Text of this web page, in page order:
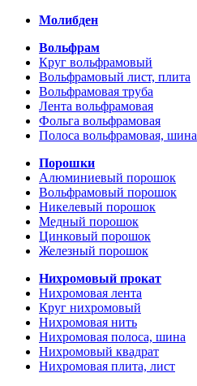
Молибден
Вольфрам
Круг вольфрамовый
Вольфрамовый лист, плита
Вольфрамовая труба
Лента вольфрамовая
Фольга вольфрамовая
Полоса вольфрамовая, шина
Порошки
Алюминиевый порошок
Вольфрамовый порошок
Никелевый порошок
Медный порошок
Цинковый порошок
Железный порошок
Нихромовый прокат
Нихромовая лента
Круг нихромовый
Нихромовая нить
Нихромовая полоса, шина
Нихромовый квадрат
Нихромовая плита, лист